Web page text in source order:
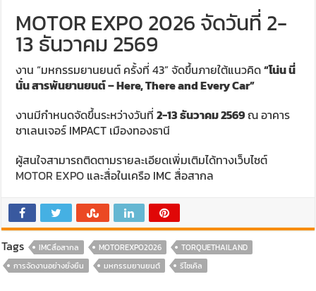
MOTOR EXPO 2026 จัดวันที่ 2-
13 ธันวาคม 2569
งาน “มหกรรมยานยนต์ ครั้งที่ 43” จัดขึ้นภายใต้แนวคิด“โน่น นี่
นั่น สารพันยานยนต์ – Here, There and Every Car”
งานมีกำหนดจัดขึ้นระหว่างวันที่2-13 ธันวาคม 2569ณ อาคาร
ชาเลนเจอร์ IMPACT เมืองทองธานี
ผู้สนใจสามารถติดตามรายละเอียดเพิ่มเติมได้ทางเว็บไซต์
MOTOR EXPO และสื่อในเครือ IMC สื่อสากล
Tags IMCสื่อสากล MOTOREXPO2026
TORQUETHAILAND
การจัดงานอย่างยั่งยืน
มหกรรมยานยนต์ รีไซเคิล